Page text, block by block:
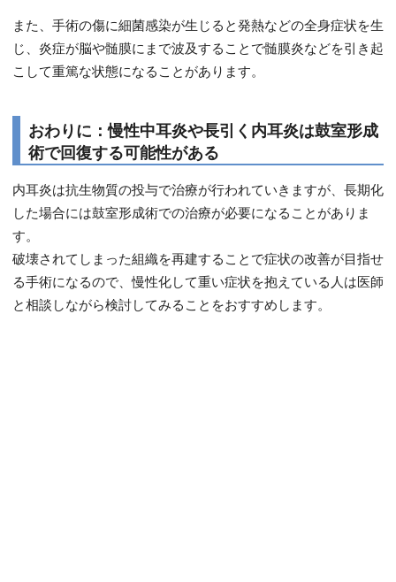
また、手術の傷に細菌感染が生じると発熱などの全身症状を生
じ、炎症が脳や髄膜にまで波及することで髄膜炎などを引き起
こして重篤な状態になることがあります。
おわりに：慢性中耳炎や長引く内耳炎は鼓室形成
術で回復する可能性がある
内耳炎は抗生物質の投与で治療が行われていきますが、長期化
した場合には鼓室形成術での治療が必要になることがありま
す。
破壊されてしまった組織を再建することで症状の改善が目指せ
る手術になるので、慢性化して重い症状を抱えている人は医師
と相談しながら検討してみることをおすすめします。